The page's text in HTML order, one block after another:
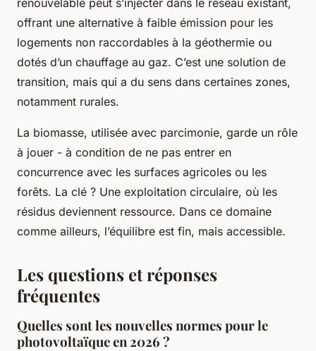
offrant une alternative à faible émission pour les
logements non raccordables à la géothermie ou
dotés d’un chauffage au gaz. C’est une solution de
transition, mais qui a du sens dans certaines zones,
notamment rurales.
La biomasse, utilisée avec parcimonie, garde un rôle
à jouer - à condition de ne pas entrer en
concurrence avec les surfaces agricoles ou les
forêts. La clé ? Une exploitation circulaire, où les
résidus deviennent ressource. Dans ce domaine
comme ailleurs, l’équilibre est fin, mais accessible.
Les questions et réponses
fréquentes
Quelles sont les nouvelles normes pour le
photovoltaïque en 2026 ?